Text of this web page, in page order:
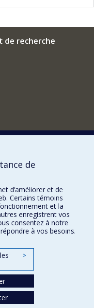
de recherche
de
d’améliorer et de
Certains témoins
et la
enregistrent vos
consentez à notre
à vos besoins.
>